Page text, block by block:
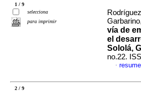
1 / 9
selecciona
para imprimir
vía de
el
Sololá,
no.22.
·
2 / 9